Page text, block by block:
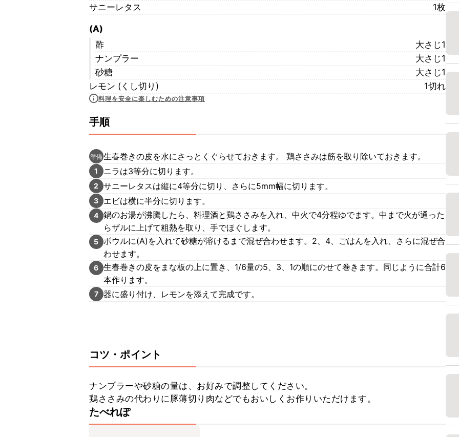
サニーレタス
1枚
(A)
酢
大さじ1
ナンプラー
大さじ1
砂糖
大さじ1
レモン (くし切り)
1切れ
料理を安全に楽しむための注意事項
手順
準備生春巻きの皮を水にさっとくぐらせておきます。 鶏ささみは筋を取り除いておきます。
1 ニラは3等分に切ります。
2 サニーレタスは縦に4等分に切り、さらに5mm幅に切ります。
3 エビは横に半分に切ります。
4 鍋のお湯が沸騰したら、料理酒と鶏ささみを入れ、中火で4分程ゆでます。中まで火が通った
らザルに上げて粗熱を取り、手でほぐします。
5 ボウルに(A)を入れて砂糖が溶けるまで混ぜ合わせます。2、4、ごはんを入れ、さらに混ぜ合
わせます。
6 生春巻きの皮をまな板の上に置き、1/6量の5、3、1の順にのせて巻きます。同じように合計6
本作ります。
7 器に盛り付け、レモンを添えて完成です。
コツ・ポイント
ナンプラーや砂糖の量は、お好みで調整してください。
鶏ささみの代わりに豚薄切り肉などでもおいしくお作りいただけます。
たべれぽ